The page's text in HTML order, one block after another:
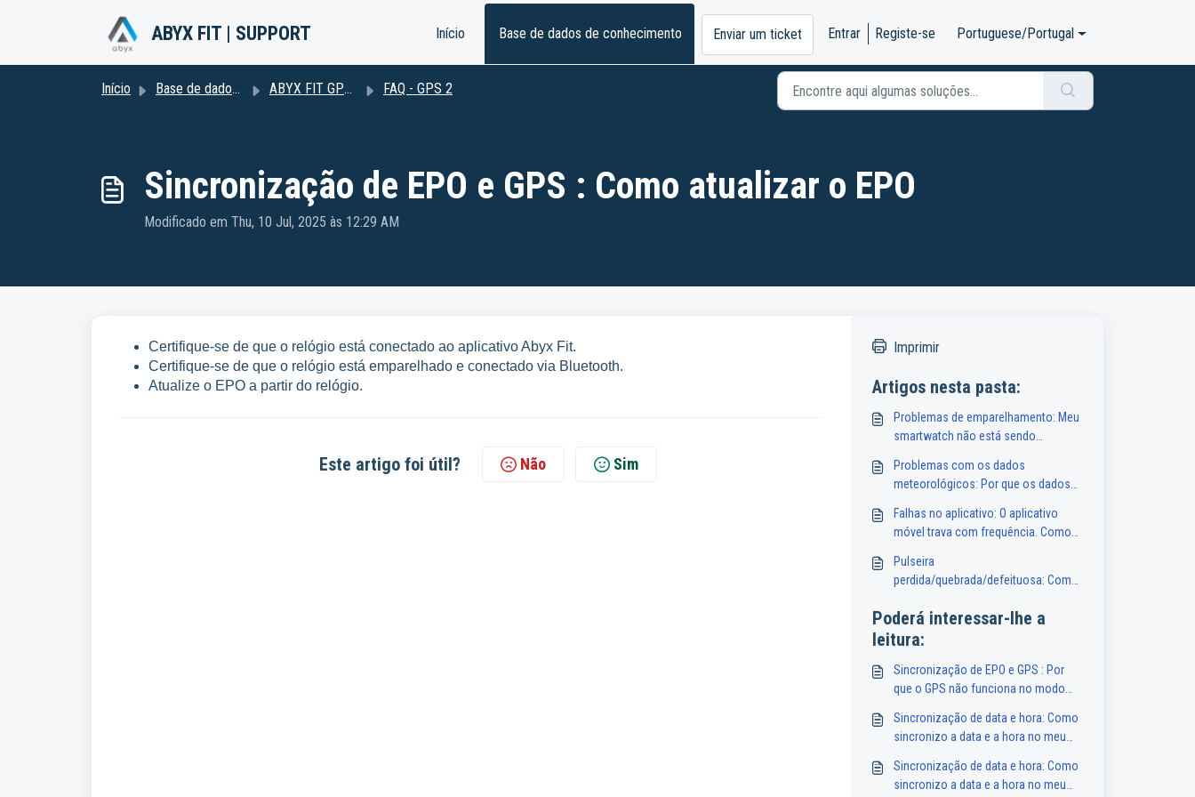
ABYX FIT | SUPPORT Início Base de dados de conhecimento Enviar um ticket Entrar Registe-se Portuguese/Portugal
Início Base de dados de conhecimento ABYX FIT GPS2 FAQ - GPS 2
Sincronização de EPO e GPS : Como atualizar o EPO
Modificado em Thu, 10 Jul, 2025 às 12:29 AM
Certifique-se de que o relógio está conectado ao aplicativo Abyx Fit.
Certifique-se de que o relógio está emparelhado e conectado via Bluetooth.
Atualize o EPO a partir do relógio.
Este artigo foi útil? Não Sim
Imprimir
Artigos nesta pasta:
Problemas de emparelhamento: Meu
smartwatch não está sendo
que devo fazer?
Problemas com os dados
meteorológicos: Por que os dados
indisponíveis ou imprecisos?
Falhas no aplicativo: O aplicativo
móvel trava com frequência. Como
Pulseira
perdida/quebrada/defeituosa: Como
substituição para o meu
smartwatch?
Poderá interessar-lhe a
leitura:
Sincronização de EPO e GPS : Por
que o GPS não funciona no modo
Sincronização de data e hora: Como
sincronizo a data e a hora no meu
Sincronização de data e hora: Como
sincronizo a data e a hora no meu